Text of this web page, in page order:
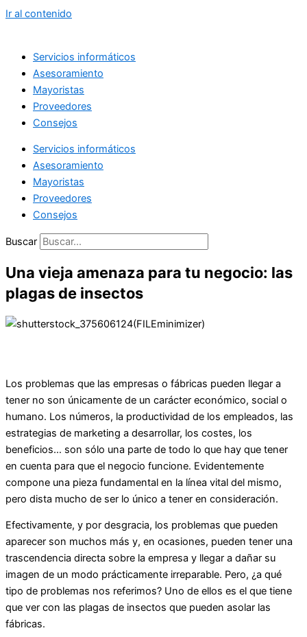
Ir al contenido
Servicios informáticos
Asesoramiento
Mayoristas
Proveedores
Consejos
Servicios informáticos
Asesoramiento
Mayoristas
Proveedores
Consejos
Buscar
Una vieja amenaza para tu negocio: las
plagas de insectos
Los problemas que las empresas o fábricas pueden llegar a
tener no son únicamente de un carácter económico, social o
humano. Los números, la productividad de los empleados, las
estrategias de marketing a desarrollar, los costes, los
beneficios… son sólo una parte de todo lo que hay que tener
en cuenta para que el negocio funcione. Evidentemente
compone una pieza fundamental en la línea vital del mismo,
pero dista mucho de ser lo único a tener en consideración.
Efectivamente, y por desgracia, los problemas que pueden
aparecer son muchos más y, en ocasiones, pueden tener una
trascendencia directa sobre la empresa y llegar a dañar su
imagen de un modo prácticamente irreparable. Pero, ¿a qué
tipo de problemas nos referimos? Uno de ellos es el que tiene
que ver con las plagas de insectos que pueden asolar las
fábricas.